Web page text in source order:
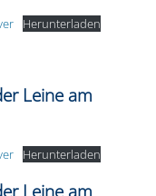
Herunterladen
Leine am
Herunterladen
Leine am